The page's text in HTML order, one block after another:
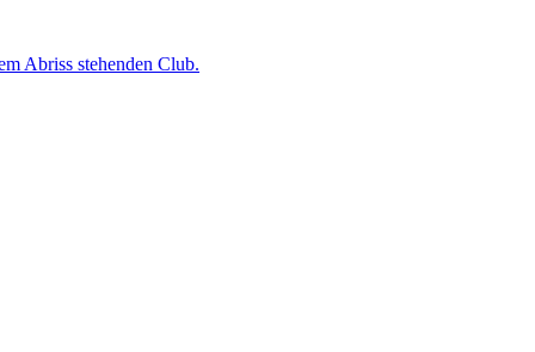
Abriss stehenden Club.